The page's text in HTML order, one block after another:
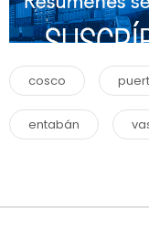
cosco
entabán